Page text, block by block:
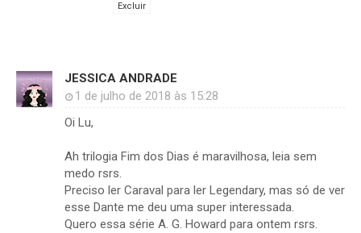
Excluir
JESSICA ANDRADE
1 de julho de 2018 às 15:28
Oi Lu,
Ah trilogia Fim dos Dias é maravilhosa, leia sem
medo rsrs.
Preciso ler Caraval para ler Legendary, mas só de ver
esse Dante me deu uma super interessada.
Quero essa série A. G. Howard para ontem rsrs.